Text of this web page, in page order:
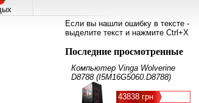
Если вы нашли ошибку в тексте -
выделите текст и нажмите Ctrl+X
Последние просмотренные
Компьютер Vinga Wolverine
D8788 (I5M16G5060.D8788)
43838 грн